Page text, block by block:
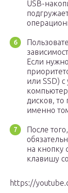
USB-
Если
или SSD)
дисков, то
именно
После
на кнопку
клавишу
https://